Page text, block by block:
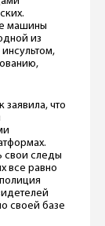
машины
из
что
свои следы
все равно
своей базе